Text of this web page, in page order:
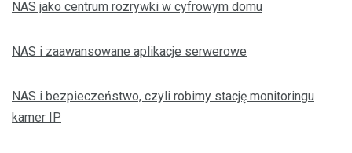
NAS jako centrum rozrywki w cyfrowym domu
NAS i zaawansowane aplikacje serwerowe
NAS i bezpieczeństwo, czyli robimy stację monitoringu
kamer IP